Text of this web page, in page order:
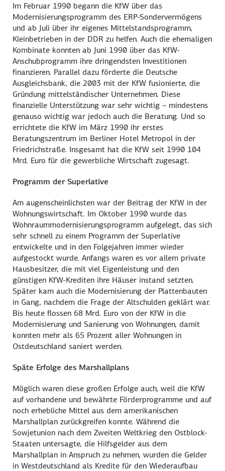
Im Februar 1990 begann die KfW über das
Modernisierungsprogramm des ERP-Sondervermögens
und ab Juli über ihr eigenes Mittelstandsprogramm,
Kleinbetrieben in der DDR zu helfen. Auch die ehemaligen
Kombinate konnten ab Juni 1990 über das KfW-
Anschubprogramm ihre dringendsten Investitionen
finanzieren. Parallel dazu förderte die Deutsche
Ausgleichsbank, die 2003 mit der KfW fusionierte, die
Gründung mittelständischer Unternehmen. Diese
finanzielle Unterstützung war sehr wichtig – mindestens
genauso wichtig war jedoch auch die Beratung. Und so
errichtete die KfW im März 1990 ihr erstes
Beratungszentrum im Berliner Hotel Metropol in der
Friedrichstraße. Insgesamt hat die KfW seit 1990 104
Mrd. Euro für die gewerbliche Wirtschaft zugesagt.
Programm der Superlative
Am augenscheinlichsten war der Beitrag der KfW in der
Wohnungswirtschaft. Im Oktober 1990 wurde das
Wohnraummodernisierungsprogramm aufgelegt, das sich
sehr schnell zu einem Programm der Superlative
entwickelte und in den Folgejahren immer wieder
aufgestockt wurde. Anfangs waren es vor allem private
Hausbesitzer, die mit viel Eigenleistung und den
günstigen KfW-Krediten ihre Häuser instand setzten.
Später kam auch die Modernisierung der Plattenbauten
in Gang, nachdem die Frage der Altschulden geklärt war.
Bis heute flossen 68 Mrd. Euro von der KfW in die
Modernisierung und Sanierung von Wohnungen, damit
konnten mehr als 65 Prozent aller Wohnungen in
Ostdeutschland saniert werden.
Späte Erfolge des Marshallplans
Möglich waren diese großen Erfolge auch, weil die KfW
auf vorhandene und bewährte Förderprogramme und auf
noch erhebliche Mittel aus dem amerikanischen
Marshallplan zurückgreifen konnte. Während die
Sowjetunion nach dem Zweiten Weltkrieg den Ostblock-
Staaten untersagte, die Hilfsgelder aus dem
Marshallplan in Anspruch zu nehmen, wurden die Gelder
in Westdeutschland als Kredite für den Wiederaufbau